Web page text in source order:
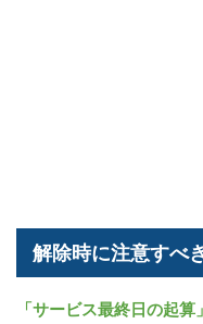
解除時に注意すべ
「サービス最終日の起